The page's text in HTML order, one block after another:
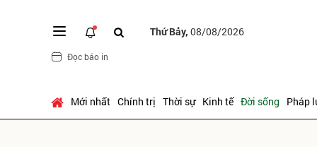
Thứ Bảy, 08/08/2026
Đọc báo in
Mới nhất Chính trị Thời sự Kinh tế Đời sống Pháp